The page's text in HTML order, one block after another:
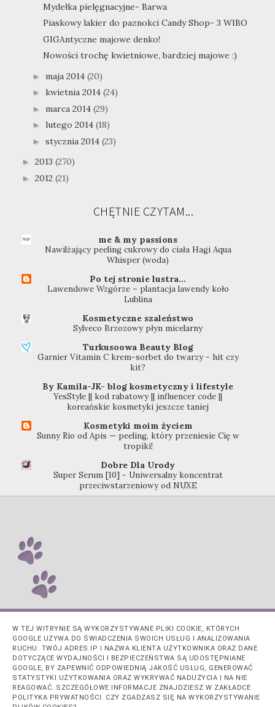
Mydełka pielęgnacyjne- Barwa
Piaskowy lakier do paznokci Candy Shop- 3 WIBO
GIGAntyczne majowe denko!
Nowości trochę kwietniowe, bardziej majowe :)
► maja 2014 (20)
► kwietnia 2014 (24)
► marca 2014 (29)
► lutego 2014 (18)
► stycznia 2014 (23)
► 2013 (270)
► 2012 (21)
CHĘTNIE CZYTAM...
me & my passions
Nawilżający peeling cukrowy do ciała Hagi Aqua
Whisper (woda)
Po tej stronie lustra...
Lawendowe Wzgórze – plantacja lawendy koło
Lublina
Kosmetyczne szaleństwo
Sylveco Brzozowy płyn micelarny
Turkusoowa Beauty Blog
Garnier Vitamin C krem-sorbet do twarzy - hit czy
kit?
By Kamila-JK- blog kosmetyczny i lifestyle
YesStyle || kod rabatowy || influencer code ||
koreańskie kosmetyki jeszcze taniej
Kosmetyki moim życiem
Sunny Rio od Apis — peeling, który przeniesie Cię w
tropiki!
Dobre Dla Urody
Super Serum [10] - Uniwersalny koncentrat
przeciwstarzeniowy od NUXE
W TEJ WITRYNIE SĄ WYKORZYSTYWANE PLIKI COOKIE, KTÓRYCH
GOOGLE UŻYWA DO ŚWIADCZENIA SWOICH USŁUG I ANALIZOWANIA
RUCHU. TWÓJ ADRES IP I NAZWA KLIENTA UŻYTKOWNIKA ORAZ DANE
DOTYCZĄCE WYDAJNOŚCI I BEZPIECZEŃSTWA SĄ UDOSTĘPNIANE
GOOGLE, BY ZAPEWNIĆ ODPOWIEDNIĄ JAKOŚĆ USŁUG, GENEROWAĆ
STATYSTYKI UŻYTKOWANIA ORAZ WYKRYWAĆ NADUŻYCIA I NA NIE
REAGOWAĆ. SZCZEGÓŁOWE INFORMACJE ZNAJDZIESZ W ZAKŁADCE
POLITYKA PRYWATNOŚCI. CZY ZGADZASZ SIĘ NA WYKORZYSTYWANIE